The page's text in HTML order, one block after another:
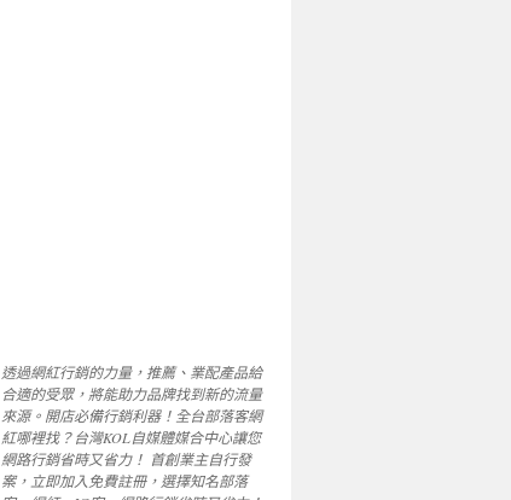
透過網紅行銷的力量，推薦、業配產品給
合適的受眾，將能助力品牌找到新的流量
來源。開店必備行銷利器！全台部落客網
紅哪裡找？台灣KOL自媒體媒合中心讓您
網路行銷省時又省力！ 首創業主自行發
案，立即加入免費註冊，選擇知名部落